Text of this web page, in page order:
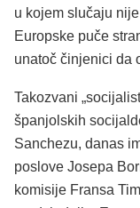
u kojem slučaju
Europske puče
unatoč činjenici da
Takozvani
španjolskih
Sanchezu, danas
poslove Josepa
komisije Fransa